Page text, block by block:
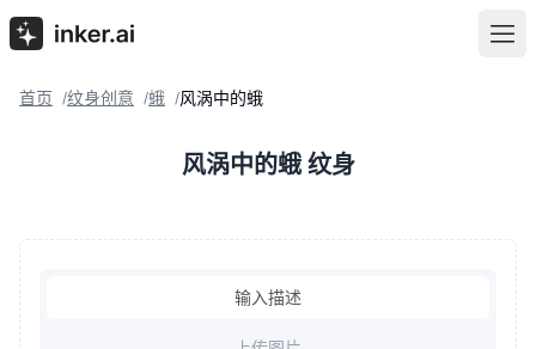
首页 /纹身创意 /蛾 /风涡中的蛾
风涡中的蛾 纹身
输入描述